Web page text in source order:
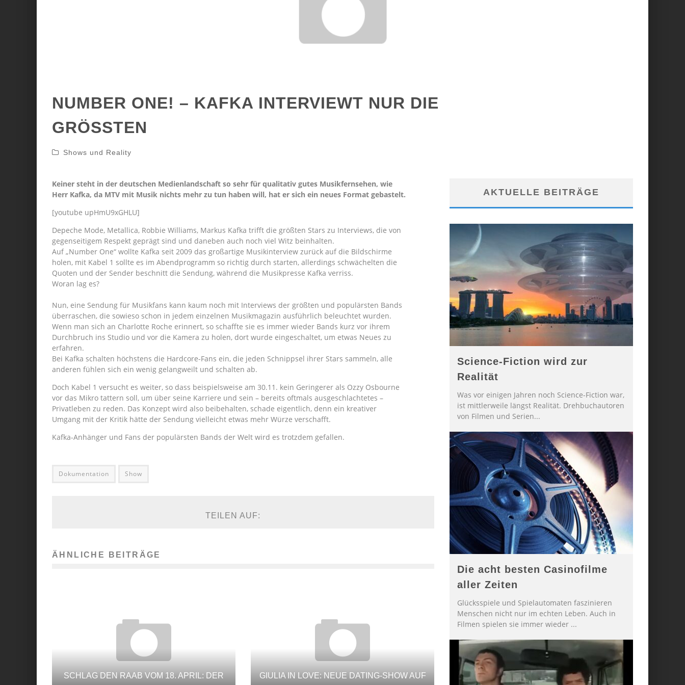
NUMBER ONE! – KAFKA INTERVIEWT NUR DIE
GRÖSSTEN
Shows und Reality
Keiner steht in der deutschen Medienlandschaft so sehr für qualitativ gutes Musikfernsehen, wie
Herr Kafka, da MTV mit Musik nichts mehr zu tun haben will, hat er sich ein neues Format gebastelt.
[youtube upHmU9xGHLU]
Depeche Mode, Metallica, Robbie Williams, Markus Kafka trifft die größten Stars zu Interviews, die von
gegenseitigem Respekt geprägt sind und daneben auch noch viel Witz beinhalten.
Auf „Number One“ wollte Kafka seit 2009 das großartige Musikinterview zurück auf die Bildschirme
holen, mit Kabel 1 sollte es im Abendprogramm so richtig durch starten, allerdings schwächelten die
Quoten und der Sender beschnitt die Sendung, während die Musikpresse Kafka verriss.
Woran lag es?
Nun, eine Sendung für Musikfans kann kaum noch mit Interviews der größten und populärsten Bands
überraschen, die sowieso schon in jedem einzelnen Musikmagazin ausführlich beleuchtet wurden.
Wenn man sich an Charlotte Roche erinnert, so schaffte sie es immer wieder Bands kurz vor ihrem
Durchbruch ins Studio und vor die Kamera zu holen, dort wurde eingeschaltet, um etwas Neues zu
erfahren.
Bei Kafka schalten höchstens die Hardcore-Fans ein, die jeden Schnippsel ihrer Stars sammeln, alle
anderen fühlen sich ein wenig gelangweilt und schalten ab.
Doch Kabel 1 versucht es weiter, so dass beispielsweise am 30.11. kein Geringerer als Ozzy Osbourne
vor das Mikro tattern soll, um über seine Karriere und sein – bereits oftmals ausgeschlachtetes –
Privatleben zu reden. Das Konzept wird also beibehalten, schade eigentlich, denn ein kreativer
Umgang mit der Kritik hätte der Sendung vielleicht etwas mehr Würze verschafft.
Kafka-Anhänger und Fans der populärsten Bands der Welt wird es trotzdem gefallen.
Dokumentation Show
TEILEN AUF:
ÄHNLICHE BEITRÄGE
SCHLAG DEN RAAB VOM 18. APRIL: DER GIULIA IN LOVE: NEUE DATING-SHOW AUF
AKTUELLE BEITRÄGE
Science-Fiction wird zur
Realität
Was vor einigen Jahren noch Science-Fiction war,
ist mittlerweile längst Realität. Drehbuchautoren
von Filmen und Serien...
Die acht besten Casinofilme
aller Zeiten
Glücksspiele und Spielautomaten faszinieren
Menschen nicht nur im echten Leben. Auch in
Filmen spielen sie immer wieder ...